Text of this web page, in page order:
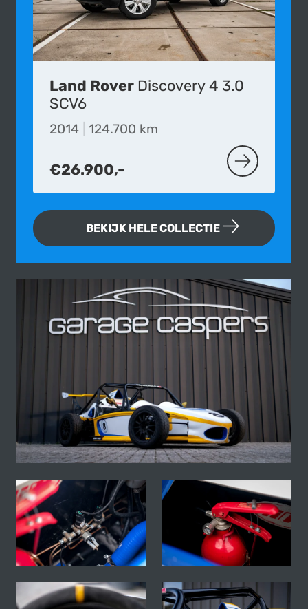
Land Rover Discovery 4 3.0
SCV6
2014 124.700 km
€26.900,- MEER OVER
BEKIJK HELE COLLECTIE
Fotogallerij van deze Avenger Cup